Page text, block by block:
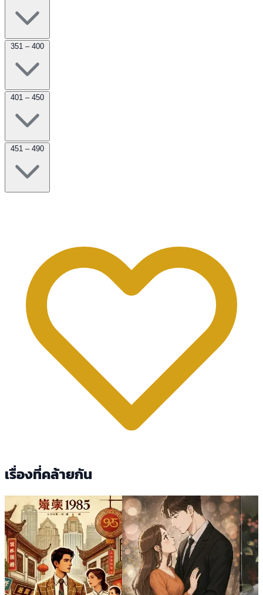
351 – 400
401 – 450
451 – 490
เรื่องที่คล้ายกัน